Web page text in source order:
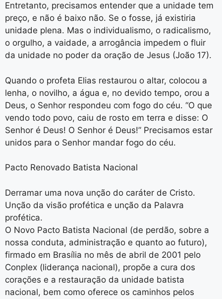
Entretanto, precisamos entender que a unidade tem
preço, e não é baixo não. Se o fosse, já existiria
unidade plena. Mas o individualismo, o radicalismo,
o orgulho, a vaidade, a arrogância impedem o fluir
da unidade no poder da oração de Jesus (João 17).
Quando o profeta Elias restaurou o altar, colocou a
lenha, o novilho, a água e, no devido tempo, orou a
Deus, o Senhor respondeu com fogo do céu. “O que
vendo todo povo, caiu de rosto em terra e disse: O
Senhor é Deus! O Senhor é Deus!” Precisamos estar
unidos para o Senhor mandar fogo do céu.
Pacto Renovado Batista Nacional
Derramar uma nova unção do caráter de Cristo.
Unção da visão profética e unção da Palavra
profética.
O Novo Pacto Batista Nacional (de perdão, sobre a
nossa conduta, administração e quanto ao futuro),
firmado em Brasília no mês de abril de 2001 pelo
Conplex (liderança nacional), propõe a cura dos
corações e a restauração da unidade batista
nacional, bem como oferece os caminhos pelos